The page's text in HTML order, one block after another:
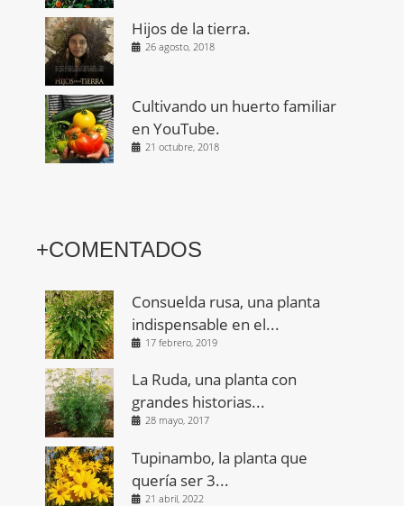
Hijos de la tierra.
26 agosto, 2018
Cultivando un huerto familiar
en YouTube.
21 octubre, 2018
+COMENTADOS
Consuelda rusa, una planta
indispensable en el...
17 febrero, 2019
La Ruda, una planta con
grandes historias...
28 mayo, 2017
Tupinambo, la planta que
quería ser 3...
21 abril, 2022